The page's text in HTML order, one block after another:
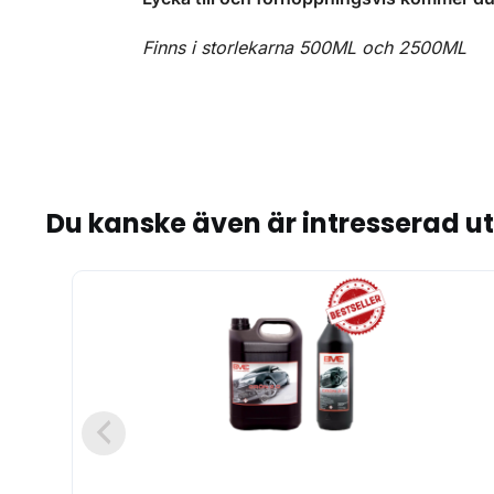
Finns i storlekarna 500ML och 2500ML
Du kanske även är intresserad